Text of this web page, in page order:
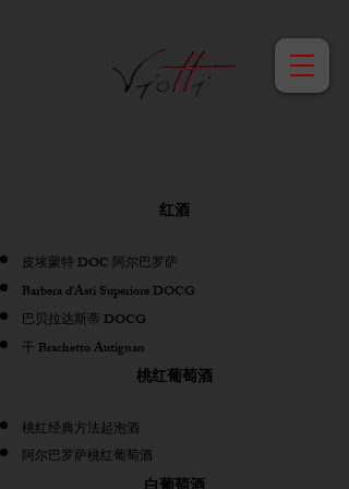
红酒
皮埃蒙特 DOC 阿尔巴罗萨
Barbera d'Asti Superiore DOCG
巴贝拉达斯蒂 DOCG
干 Brachetto Autignan
桃红葡萄酒
桃红经典方法起泡酒
阿尔巴罗萨桃红葡萄酒